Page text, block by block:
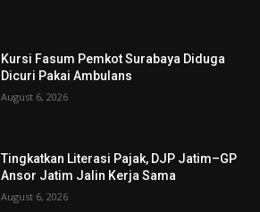
Kursi Fasum Pemkot Surabaya Diduga
Dicuri Pakai Ambulans
August 6, 2026
Tingkatkan Literasi Pajak, DJP Jatim–GP
Ansor Jatim Jalin Kerja Sama
August 6, 2026